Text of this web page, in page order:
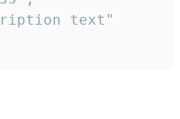
text"